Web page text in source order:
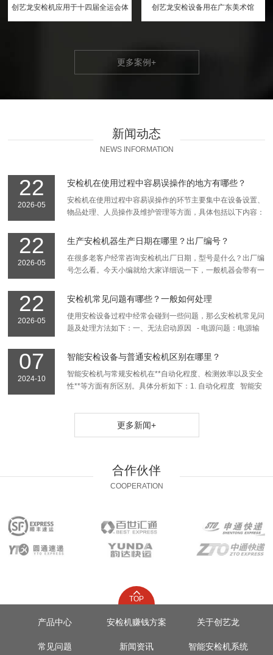
创艺龙安检机应用于十四届全运会体 创艺龙安检设备用在广东美术馆
更多案例+
新闻动态
NEWS INFORMATION
22
2026-05
安检机在使用过程中容易误操作的地方有哪些？
安检机在使用过程中容易误操作的环节主要集中在设备设置、
物品处理、人员操作及维护管理等方面，具体包括以下内容：
22
2026-05
生产安检机器生产日期在哪里？出厂编号？
在很多老客户经常咨询安检机出厂日期，型号是什么？出厂编
号怎么看。今天小编就给大家详细说一下，一般机器会带有一
22
2026-05
安检机常见问题有哪些？一般如何处理
使用安检设备过程中经常会碰到一些问题，那么安检机常见问
题及处理方法如下：一、无法启动原因 - 电源问题：电源输
07
2024-10
智能安检设备与普通安检机区别在哪里？
智能安检机与常规安检机在**自动化程度、检测效率以及安全
性**等方面有所区别。具体分析如下：1. 自动化程度 智能安
更多新闻+
合作伙伴
COOPERATION
TOP
产品中心 安检机赚钱方案 关于创艺龙
常见问题 新闻资讯 智能安检机系统